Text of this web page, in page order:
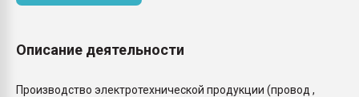
Описание деятельности
Производство электротехнической продукции (провод ,